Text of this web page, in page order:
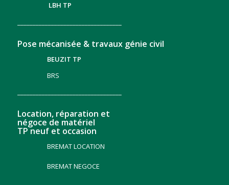
LBH TP
Pose mécanisée & travaux génie civil
BEUZIT TP
BRS
Location, réparation et
négoce de matériel
TP neuf et occasion
BREMAT LOCATION
BREMAT NEGOCE